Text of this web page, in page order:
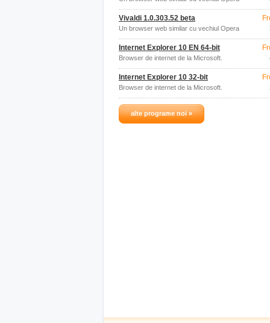
Vivaldi 1.0.303.52 beta
Un browser web similar cu vechiul Opera
Internet Explorer 10 EN 64-bit
Browser de internet de la Microsoft.
Internet Explorer 10 32-bit
Browser de internet de la Microsoft.
alte programe noi »